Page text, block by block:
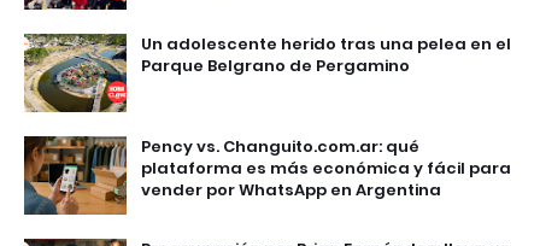
Un adolescente herido tras una pelea en el
Parque Belgrano de Pergamino
Pency vs. Changuito.com.ar: qué
plataforma es más económica y fácil para
vender por WhatsApp en Argentina